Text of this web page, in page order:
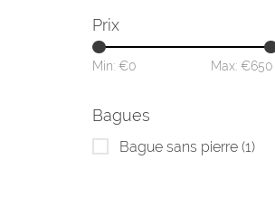
Prix
Min: €0 Max: €650
Bagues
Bague sans pierre (1)